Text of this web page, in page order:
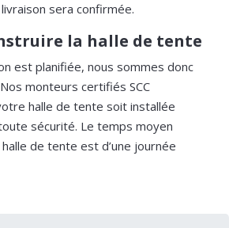
sera confirmée.
la halle de tente
est planifiée, nous sommes donc
monteurs certifiés SCC
halle de tente soit installée
sécurité. Le temps moyen
halle de tente est d’une journée